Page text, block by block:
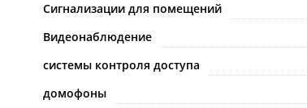
Сигнализации для помещений
Видеонаблюдение
системы контроля доступа
домофоны